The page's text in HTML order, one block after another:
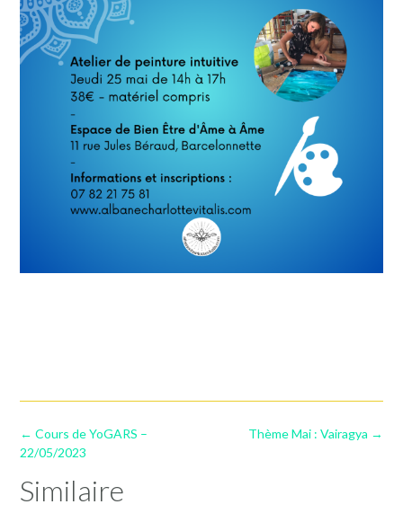
Post
navigation
Thème Mai : Vairagya →
← Cours de YoGARS –
22/05/2023
Similaire